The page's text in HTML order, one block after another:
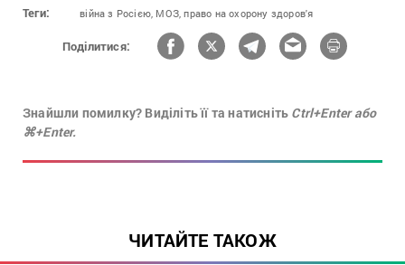
Теги: війна з Росією, МОЗ, право на охорону здоров'я
Поділитися:
Знайшли помилку? Виділіть її та натисніть Ctrl+Enter або
⌘+Enter.
ЧИТАЙТЕ ТАКОЖ